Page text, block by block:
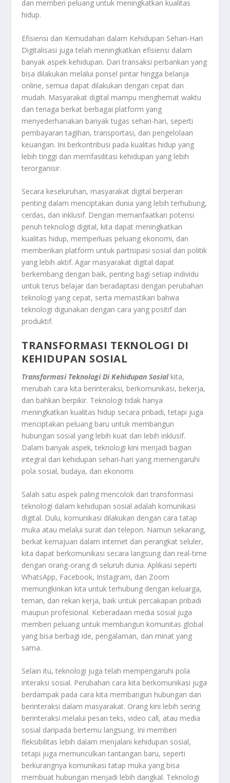
dan memberi peluang untuk meningkatkan kualitas
hidup.
Efisiensi dan Kemudahan dalam Kehidupan Sehari-Hari
Digitalisasi juga telah meningkatkan efisiensi dalam
banyak aspek kehidupan. Dari transaksi perbankan yang
bisa dilakukan melalui ponsel pintar hingga belanja
online, semua dapat dilakukan dengan cepat dan
mudah. Masyarakat digital mampu menghemat waktu
dan tenaga berkat berbagai platform yang
menyederhanakan banyak tugas sehari-hari, seperti
pembayaran tagihan, transportasi, dan pengelolaan
keuangan. Ini berkontribusi pada kualitas hidup yang
lebih tinggi dan memfasilitasi kehidupan yang lebih
terorganisir.
Secara keseluruhan, masyarakat digital berperan
penting dalam menciptakan dunia yang lebih terhubung,
cerdas, dan inklusif. Dengan memanfaatkan potensi
penuh teknologi digital, kita dapat meningkatkan
kualitas hidup, memperluas peluang ekonomi, dan
memberikan platform untuk partisipasi sosial dan politik
yang lebih aktif. Agar masyarakat digital dapat
berkembang dengan baik, penting bagi setiap individu
untuk terus belajar dan beradaptasi dengan perubahan
teknologi yang cepat, serta memastikan bahwa
teknologi digunakan dengan cara yang positif dan
produktif.
TRANSFORMASI TEKNOLOGI DI
KEHIDUPAN SOSIAL
Transformasi Teknologi Di Kehidupan Sosialkita,
merubah cara kita berinteraksi, berkomunikasi, bekerja,
dan bahkan berpikir. Teknologi tidak hanya
meningkatkan kualitas hidup secara pribadi, tetapi juga
menciptakan peluang baru untuk membangun
hubungan sosial yang lebih kuat dan lebih inklusif.
Dalam banyak aspek, teknologi kini menjadi bagian
integral dari kehidupan sehari-hari yang memengaruhi
pola sosial, budaya, dan ekonomi.
Salah satu aspek paling mencolok dari transformasi
teknologi dalam kehidupan sosial adalah komunikasi
digital. Dulu, komunikasi dilakukan dengan cara tatap
muka atau melalui surat dan telepon. Namun sekarang,
berkat kemajuan dalam internet dan perangkat seluler,
kita dapat berkomunikasi secara langsung dan real-time
dengan orang-orang di seluruh dunia. Aplikasi seperti
WhatsApp, Facebook, Instagram, dan Zoom
memungkinkan kita untuk terhubung dengan keluarga,
teman, dan rekan kerja, baik untuk percakapan pribadi
maupun profesional. Keberadaan media sosial juga
memberi peluang untuk membangun komunitas global
yang bisa berbagi ide, pengalaman, dan minat yang
sama.
Selain itu, teknologi juga telah mempengaruhi pola
interaksi sosial. Perubahan cara kita berkomunikasi juga
berdampak pada cara kita membangun hubungan dan
berinteraksi dalam masyarakat. Orang kini lebih sering
berinteraksi melalui pesan teks, video call, atau media
sosial daripada bertemu langsung. Ini memberi
fleksibilitas lebih dalam menjalani kehidupan sosial,
tetapi juga memunculkan tantangan baru, seperti
berkurangnya komunikasi tatap muka yang bisa
membuat hubungan menjadi lebih dangkal. Teknologi